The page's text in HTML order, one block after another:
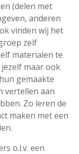
(delen met
anderen
vinden wij het
zelf
materialen te
maar ook
gemaakte
vertellen aan
Zo leren de
maken met een
o.l.v. een